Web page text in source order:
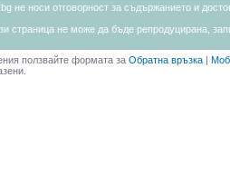
не носи отговорност за съдържанието и
страница не може да бъде репродуцирана,
ползвайте формата за Обратна връзка |